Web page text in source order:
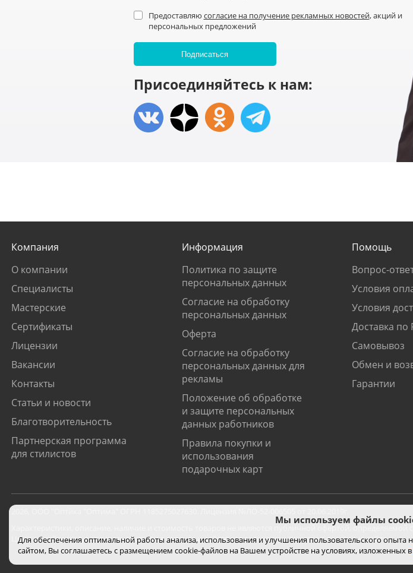
Предоставляю согласие на получение рекламных новостей, акций и
персональных предложений
Присоединяйтесь к нам:
Компания
О компании
Специалисты
Мастерские
Сертификаты
Лицензии
Вакансии
Контакты
Статьи и новости
Благотворительность
Партнерская программа
для стилистов
Информация
Политика по защите
персональных данных
Согласие на обработку
персональных данных
Оферта
Согласие на обработку
персональных данных для
рекламы
Положение об обработке
и защите персональных
данных работников
Правила покупки и
использования
подарочных карт
Помощь
Вопрос-
Условия
Условия
Доставка по
Самовывоз
Обмен и
Гарантии
Характеристики, описание, наличие и стоимость товаров не являются публичной офертой, определяемой
Цены на сайте могут отличаться от цен в салонах и действуют только при покупке с помощью сайта.
Мы используем файлы
Для обеспечения оптимальной работы анализа, использования и улучшения пользовательского опыта
сайтом, Вы соглашаетесь с размещением cookie-файлов на Вашем устройстве на условиях, изложенных в